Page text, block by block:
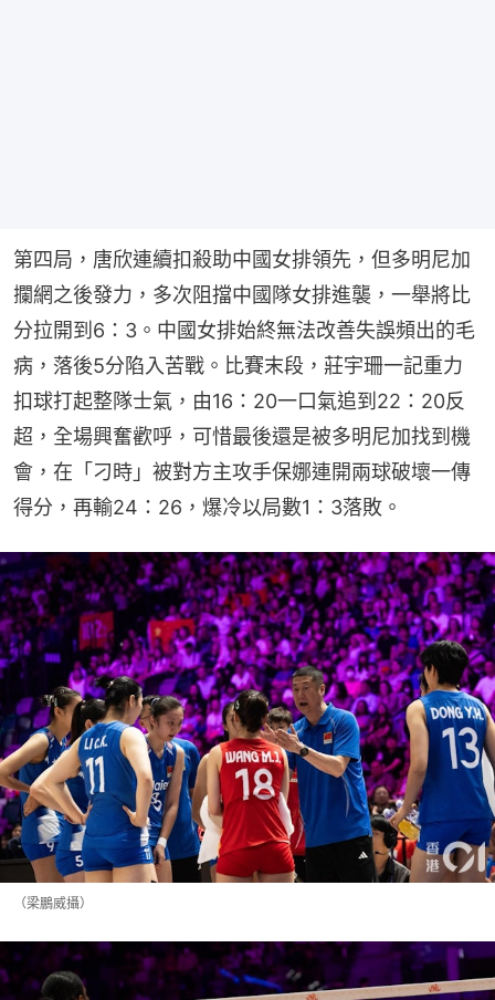
第四局，唐欣連續扣殺助中國女排領先，但多明尼加
攔網之後發力，多次阻擋中國隊女排進襲，一舉將比
分拉開到6：3。中國女排始終無法改善失誤頻出的毛
病，落後5分陷入苦戰。比賽末段，莊宇珊一記重力
扣球打起整隊士氣，由16：20一口氣追到22：20反
超，全場興奮歡呼，可惜最後還是被多明尼加找到機
會，在「刁時」被對方主攻手保娜連開兩球破壞一傳
得分，再輸24：26，爆冷以局數1：3落敗。
（梁鵬威攝）